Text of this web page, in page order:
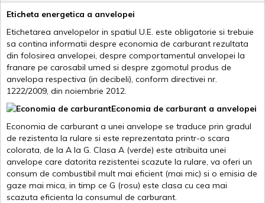
Eticheta energetica a anvelopei
Etichetarea anvelopelor in spatiul U.E. este obligatorie si trebuie
sa contina informatii despre economia de carburant rezultata
din folosirea anvelopei, despre comportamentul anvelopei la
franare pe carosabil umed si despre zgomotul produs de
anvelopa respectiva (in decibeli), conform directivei nr.
1222/2009, din noiembrie 2012.
Economia de carburant a anvelopei
Economia de carburant a unei anvelope se traduce prin gradul
de rezistenta la rulare si este reprezentata printr-o scara
colorata, de la A la G. Clasa A (verde) este atribuita unei
anvelope care datorita rezistentei scazute la rulare, va oferi un
consum de combustibil mult mai eficient (mai mic) si o emisia de
gaze mai mica, in timp ce G (rosu) este clasa cu cea mai
scazuta eficienta la consumul de carburant.